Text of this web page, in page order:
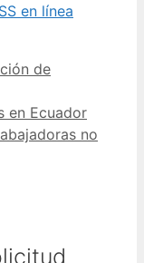
en línea
de
en Ecuador
no